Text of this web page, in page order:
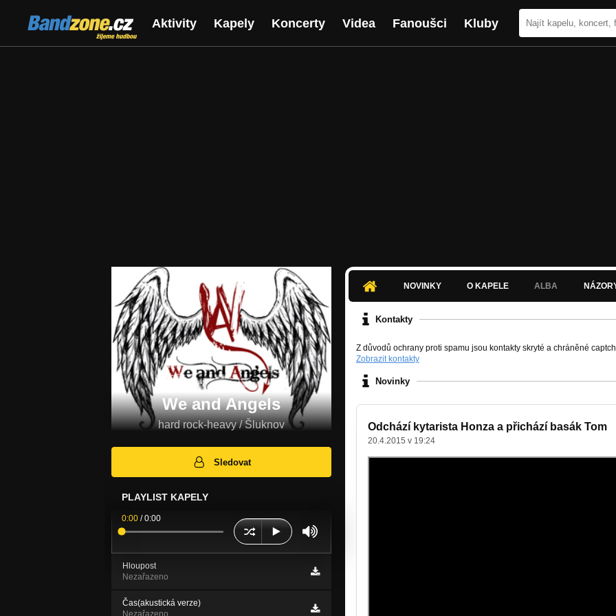
Bandzone.cz
žijeme hudbou
Aktivity Kapely Koncerty Videa Fanoušci Kluby
We and Angels
hard rock-heavy / Šluknov
Sledovat
PLAYLIST KAPELY
0:00 /0:00
Hloupost
Nezařazeno
Čas(akustická verze)
NOVINKY O KAPELE ALBA
Kontakty
Z důvodů ochrany proti spamu jsou kontakty skryté a chráněné
Zobrazit kontakty
Novinky
Odchází kytarista Honza a přichází basák Tom
20.4.2015 v 19:24